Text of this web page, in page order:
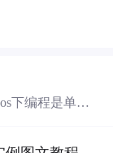
下编程是单任